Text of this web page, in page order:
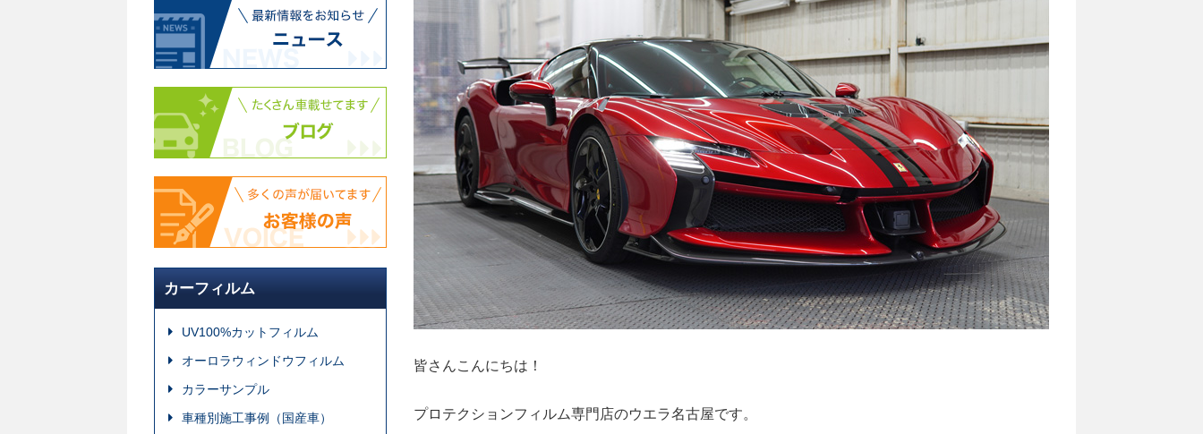
皆さんこんにちは！
プロテクションフィルム専門店のウエラ名古屋です。
カーフィルム
UV100%カットフィルム
オーロラウィンドウフィルム
カラーサンプル
車種別施工事例（国産車）